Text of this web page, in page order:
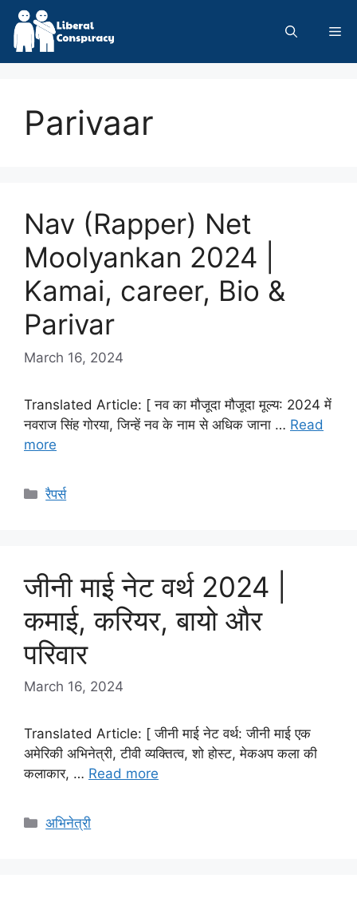
Skip
content
Parivaar
Nav (Rapper) Net
Moolyankan 2024 |
Kamai, career, Bio &
Parivar
March 16, 2024
Translated Article: [ नव का मौजूदा मौजूदा मूल्य: 2024 में
नवराज सिंह गोरया, जिन्हें नव के नाम से अधिक जाना … Read
more
Categories
रैपर्स
जीनी माई नेट वर्थ 2024 |
कमाई, करियर, बायो और
परिवार
March 16, 2024
Translated Article: [ जीनी माई नेट वर्थ: जीनी माई एक
अमेरिकी अभिनेत्री, टीवी व्यक्तित्व, शो होस्ट, मेकअप कला की
कलाकार, … Read more
Categories
अभिनेत्री